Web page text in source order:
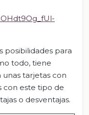
posibilidades para
todo, tiene
unas tarjetas con
con este tipo de
o desventajas.